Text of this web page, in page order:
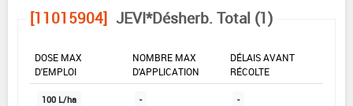
[11015904] JEVI*Désherb. Total (1)
DOSE MAX
D'EMPLOI
NOMBRE MAX
D'APPLICATION
DÉLAIS AVANT
RÉCOLTE
100 L/ha - -